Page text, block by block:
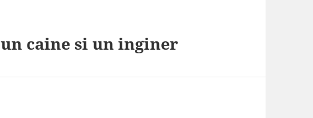
caine si un inginer